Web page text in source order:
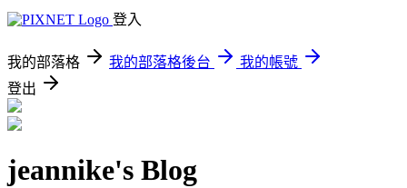
登入
我的部落格 我的部落格後台
我的帳號
登出
jeannike's Blog